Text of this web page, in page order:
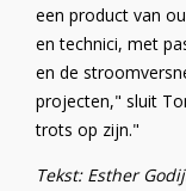
een product van
en technici, met
en de
projecten," sluit
trots op zijn."
Tekst: Esther